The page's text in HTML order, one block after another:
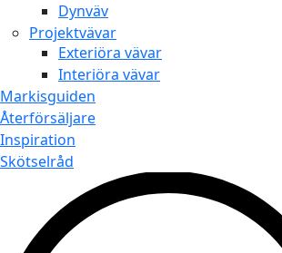
Dynväv
Projektvävar
Exteriöra vävar
Interiöra vävar
Markisguiden
Återförsäljare
Inspiration
Skötselråd